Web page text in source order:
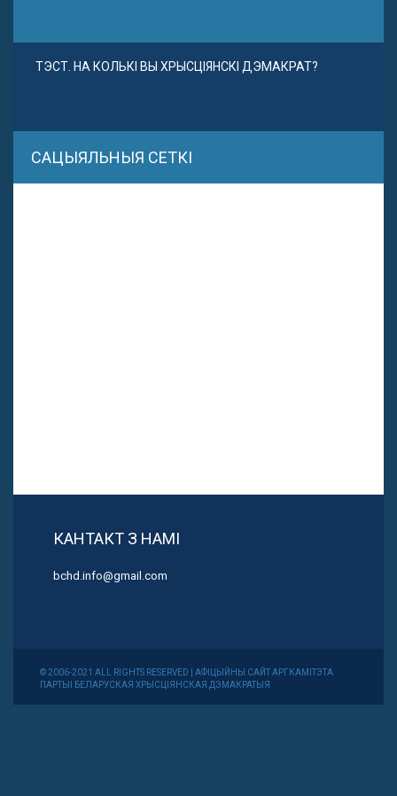
ТЭСТ. НА КОЛЬКІ ВЫ ХРЫСЦІЯНСКІ ДЭМАКРАТ?
САЦЫЯЛЬНЫЯ СЕТКІ
КАНТАКТ З НАМІ
bchd.info@gmail.com
© 2006-2021 ALL RIGHTS RESERVED | АФІЦЫЙНЫ САЙТ АРГКАМІТЭТА
ПАРТЫІ БЕЛАРУСКАЯ ХРЫСЦІЯНСКАЯ ДЭМАКРАТЫЯ